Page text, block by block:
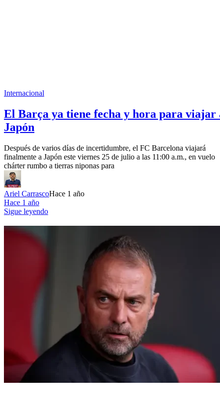
Internacional
El Barça ya tiene fecha y hora para viajar
Japón
Después de varios días de incertidumbre, el FC Barcelona viajará
finalmente a Japón este viernes 25 de julio a las 11:00 a.m., en vuelo
chárter rumbo a tierras niponas para
Ariel CarrascoHace 1 año
Hace 1 año
Sigue leyendo